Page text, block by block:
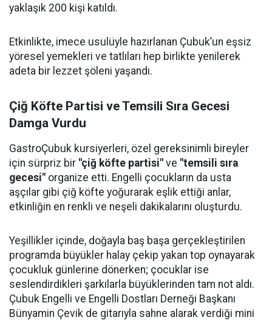
yaklaşık 200 kişi katıldı.
Etkinlikte, imece usulüyle hazırlanan Çubuk’un eşsiz
yöresel yemekleri ve tatlıları hep birlikte yenilerek
adeta bir lezzet şöleni yaşandı.
Çiğ Köfte Partisi ve Temsili Sıra Gecesi
Damga Vurdu
GastroÇubuk kursiyerleri, özel gereksinimli bireyler
için sürpriz bir "çiğ köfte partisi" ve "temsili sıra
gecesi" organize etti. Engelli çocukların da usta
aşçılar gibi çiğ köfte yoğurarak eşlik ettiği anlar,
etkinliğin en renkli ve neşeli dakikalarını oluşturdu.
Yeşillikler içinde, doğayla baş başa gerçekleştirilen
programda büyükler halay çekip yakan top oynayarak
çocukluk günlerine dönerken; çocuklar ise
seslendirdikleri şarkılarla büyüklerinden tam not aldı.
Çubuk Engelli ve Engelli Dostları Derneği Başkanı
Bünyamin Çevik de gitarıyla sahne alarak verdiği mini